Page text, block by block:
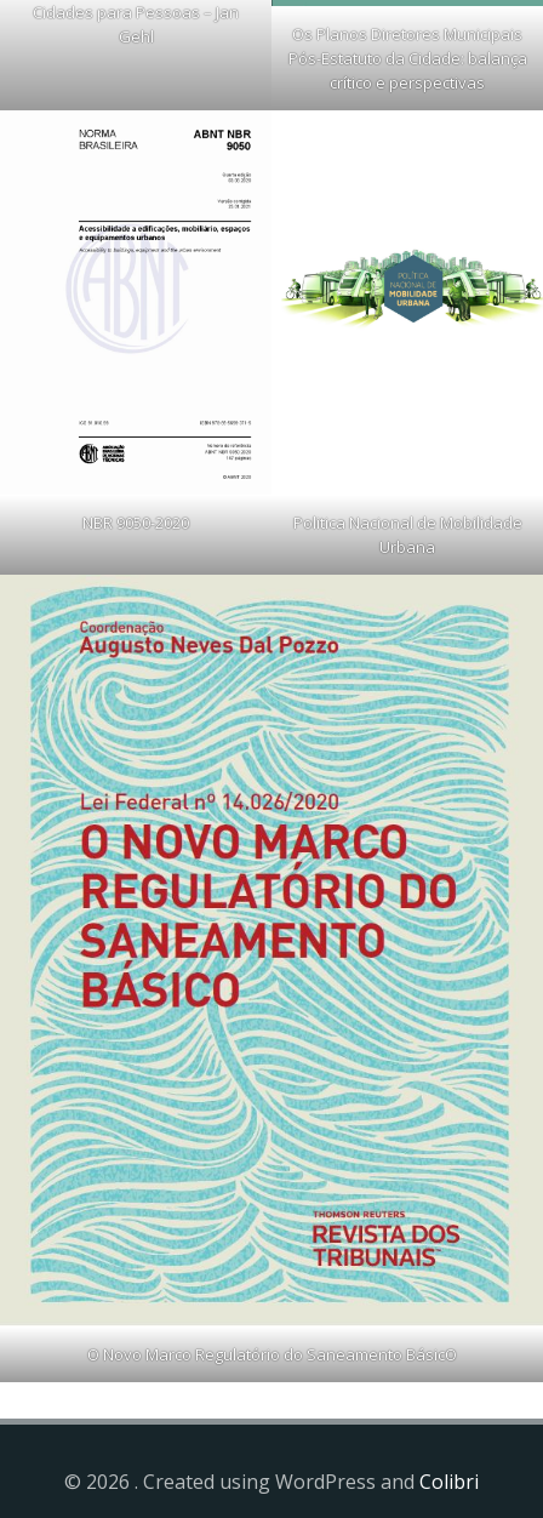
Cidades para Pessoas – Jan
Gehl
Os Planos Diretores Municipais
Pós-Estatuto da Cidade: balança
crítico e perspectivas
NBR 9050-2020
Politica Nacional de Mobilidade
Urbana
O Novo Marco Regulatório do Saneamento BásicO
© 2026 . Created using WordPress and Colibri